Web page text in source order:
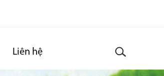
Liên hệ